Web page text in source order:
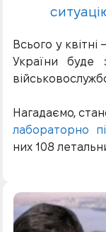
Всього у
України буде
Нагадаємо,
лабораторно
них 108